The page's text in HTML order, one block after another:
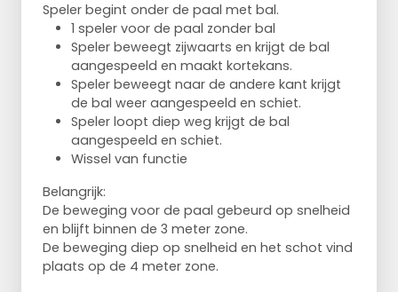
Speler begint onder de paal met bal.
1 speler voor de paal zonder bal
Speler beweegt zijwaarts en krijgt de bal
aangespeeld en maakt kortekans.
Speler beweegt naar de andere kant krijgt
de bal weer aangespeeld en schiet.
Speler loopt diep weg krijgt de bal
aangespeeld en schiet.
Wissel van functie
Belangrijk:
De beweging voor de paal gebeurd op snelheid
en blijft binnen de 3 meter zone.
De beweging diep op snelheid en het schot vind
plaats op de 4 meter zone.